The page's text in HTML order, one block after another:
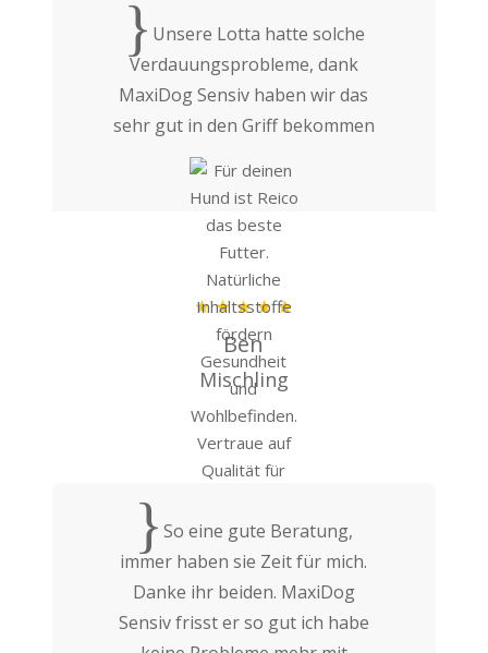
{ Unsere Lotta hatte solche
Verdauungsprobleme, dank
MaxiDog Sensiv haben wir das
sehr gut in den Griff bekommen
Ben
Mischling
{So eine gute Beratung,
immer haben sie Zeit für mich.
Danke ihr beiden. MaxiDog
Sensiv frisst er so gut ich habe